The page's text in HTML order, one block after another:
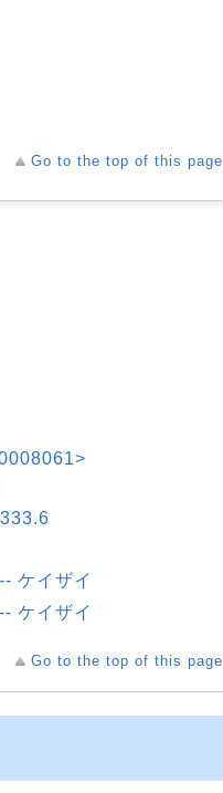
Go to the top of this page
ケイザイ
ケイザイ
Go to the top of this page